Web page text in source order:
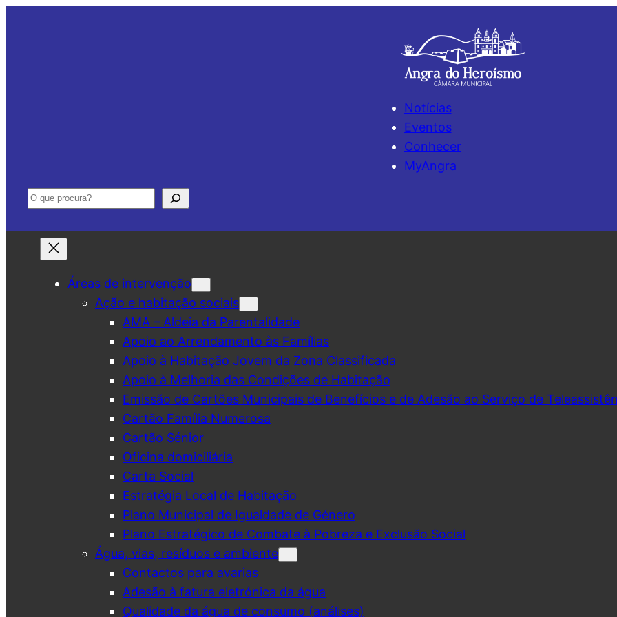
Notícias
Eventos
Conhecer
MyAngra
Pesquisar
Áreas de intervenção
Ação e habitação sociais
AMA – Aldeia da Parentalidade
Apoio ao Arrendamento às Famílias
Apoio à Habitação Jovem da Zona Classificada
Apoio à Melhoria das Condições de Habitação
Emissão de Cartões Municipais de Benefícios e de Adesão ao Serviço de
Cartão Família Numerosa
Cartão Sénior
Oficina domiciliária
Carta Social
Estratégia Local de Habitação
Plano Municipal de Igualdade de Género
Plano Estratégico de Combate à Pobreza e Exclusão Social
Água, vias, resíduos e ambiente
Contactos para avarias
Adesão à fatura eletrónica da água
Qualidade da água de consumo (análises)